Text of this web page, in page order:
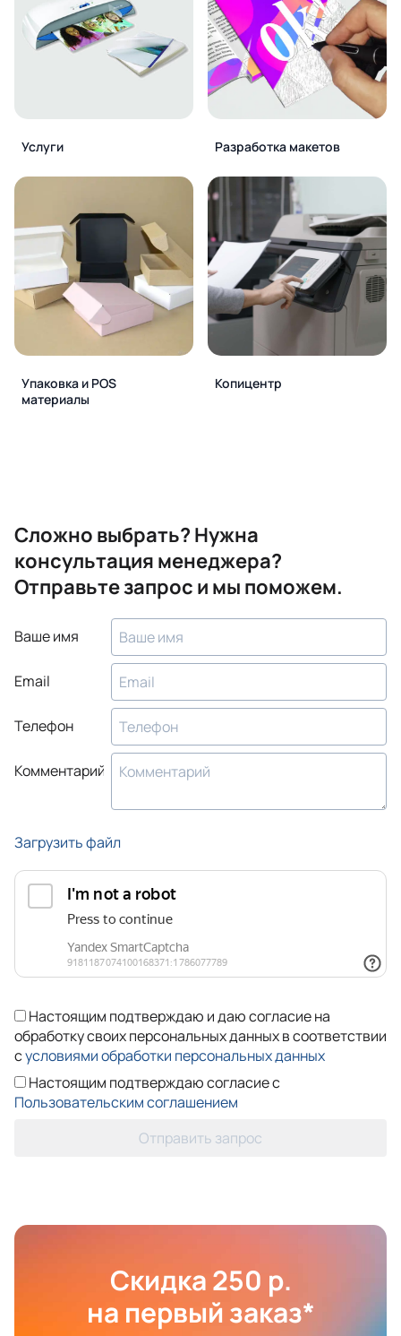
Услуги Разработка макетов
Упаковка и POS
материалы
Копицентр
Сложно выбрать? Нужна
консультация менеджера?
Отправьте запрос и мы поможем.
Ваше имя
Email
Телефон
Комментарий
Загрузить файл
Настоящим подтверждаю и даю согласие на
обработку своих персональных данных в соответствии
сусловиями обработки персональных данных
Настоящим подтверждаю согласие с
Пользовательским соглашением
Отправить запрос
Скидка 250 р.
на первый заказ*